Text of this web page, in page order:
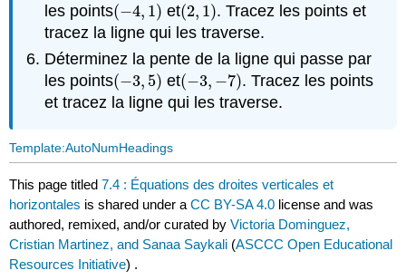
les points(−4, 1)
(−4,1) et(2, 1)
(2, 1) . Tracez les points et
tracez la ligne qui les traverse.
Déterminez la pente de la ligne qui passe par
les points(−3, 5)
(−3,5) et(−3, −7)
(−3,−7) . Tracez les points
et tracez la ligne qui les traverse.
Template:AutoNumHeadings
This page titled7.4 : Équations des droites verticales et
horizontales is shared under aCC BY-SA 4.0 license and was
authored, remixed, and/or curated byVictoria Dominguez,
Cristian Martinez, and Sanaa Saykali (ASCCC Open Educational
Resources Initiative) .